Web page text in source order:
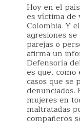
Hoy en el
es víctima de
Colombia. Y
agresiones
parejas o
afirma un
Defensoría
es que, como
casos que se
denunciados.
mujeres en
maltratadas
compañeros